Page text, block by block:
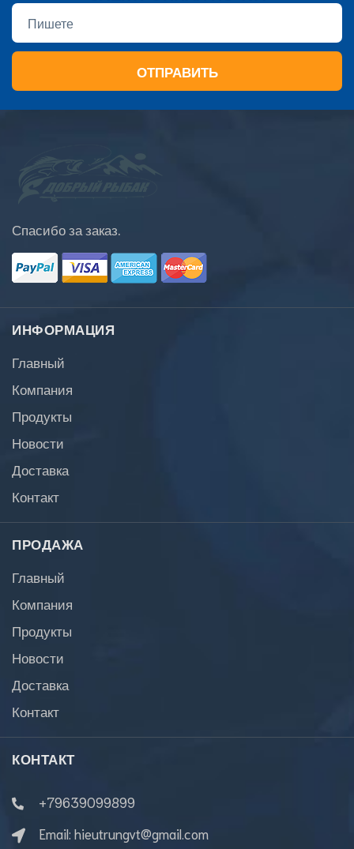
ОТПРАВИТЬ
Спасибо за заказ.
ИНФОРМАЦИЯ
Главный
Компания
Продукты
Новости
Доставка
Контакт
ПРОДАЖА
Главный
Компания
Продукты
Новости
Доставка
Контакт
КОНТАКТ
+79639099899
Email: hieutrungvt@gmail.com